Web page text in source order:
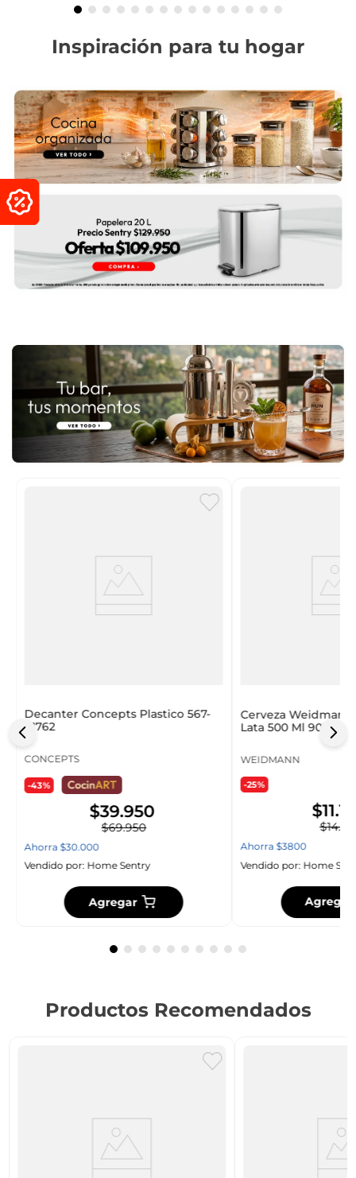
Inspiración para tu hogar
Decanter Concepts Plastico 567-
41762
CONCEPTS
-43%
$39.950
$69.950
Ahorra $30.000
Vendido por: Home Sentry
Agregar
Cerveza
Lata 500 Ml 901599
WEIDMANN
-25%
$11.
$14.
Ahorra$3800
Vendido por:Home
Agregar
Productos Recomendados